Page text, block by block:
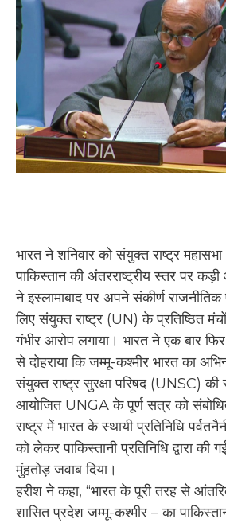
भारत ने शनिवार को संयुक्त राष्ट्र
पाकिस्तान की अंतरराष्ट्रीय स्तर पर
ने इस्लामाबाद पर अपने संकीर्ण
लिए संयुक्त राष्ट्र (UN) के प्रतिष्ठित
गंभीर आरोप लगाया। भारत ने एक बार
से दोहराया कि जम्मू-कश्मीर भारत का
संयुक्त राष्ट्र सुरक्षा परिषद (UNSC) की
आयोजित UNGA के पूर्ण सत्र को
राष्ट्र में भारत के स्थायी प्रतिनिधि
को लेकर पाकिस्तानी प्रतिनिधि द्वारा की
मुंहतोड़ जवाब दिया।
हरीश ने कहा, “भारत के पूरी तरह से
शासित प्रदेश जम्मू-कश्मीर – का